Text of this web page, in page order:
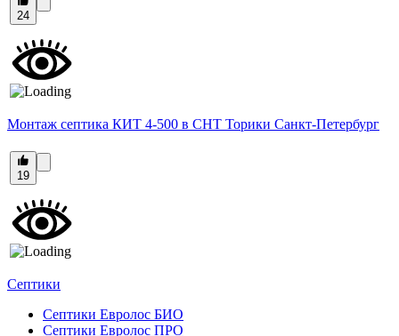
24
Монтаж септика КИТ 4-500 в СНТ Торики Санкт-Петербург
19
Септики
Септики Евролос БИО
Септики Евролос ПРО